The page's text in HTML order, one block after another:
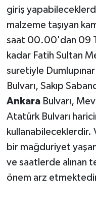
giriş
malzeme taşıyan
saat 00.00'dan 09
kadar Fatih Sultan
suretiyle
Bulvarı, Sakıp
AnkaraBulvarı,
Atatürk Bulvarı
kullanabileceklerdir.
bir mağduriyet
ve saatlerde alınan
önem arz